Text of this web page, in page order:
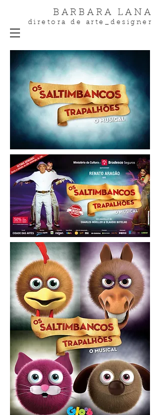
BARBARA LANA
diretora de arte_designer